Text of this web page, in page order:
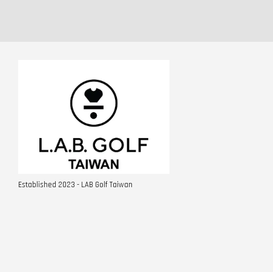
Established 2023 - LAB Golf Taiwan